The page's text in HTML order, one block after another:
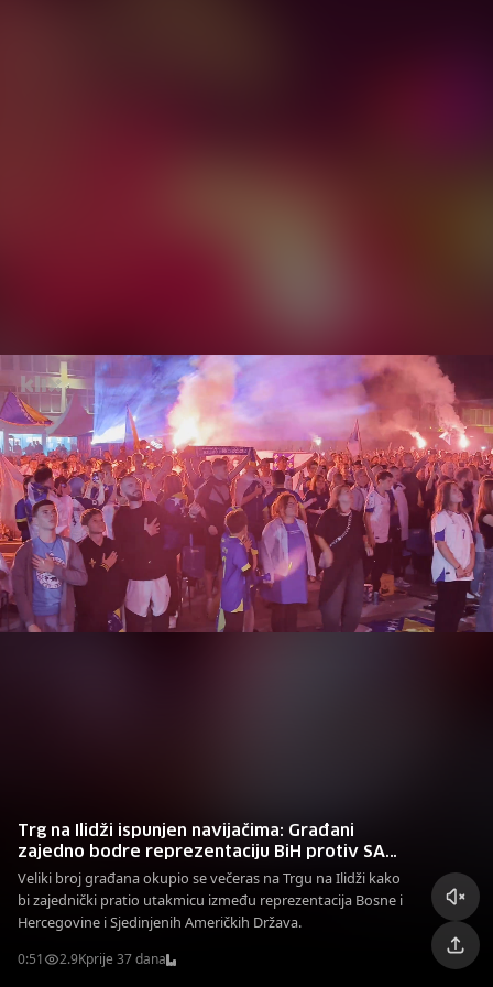
Trg na Ilidži ispunjen navijačima: Građani
zajedno bodre reprezentaciju BiH protiv SAD-
a
Veliki broj građana okupio se večeras na Trgu na Ilidži kako
bi zajednički pratio utakmicu između reprezentacija Bosne i
Hercegovine i Sjedinjenih Američkih Država.
0:51 2.9Kprije 37 dana